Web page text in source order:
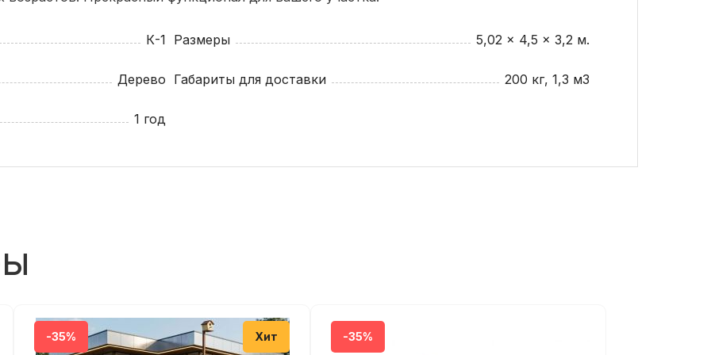
К-1 Размеры 5,02 x 4,5 x 3,2 м.
Дерево Габариты для доставки 200 кг, 1,3 м3
1 год
с эффектом «матовый лак»
Читать все отзывы
-35% Хит -35%